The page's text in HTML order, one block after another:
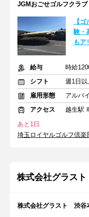
JGMおごせゴルフクラ
【
験・
もア
給与
時給
シフト
雇用形態
アルバ
アクセス
越生駅
あと1日
埼玉ロイヤルゴルフ倶
株式会社グラスト
株式会社グラスト 渋